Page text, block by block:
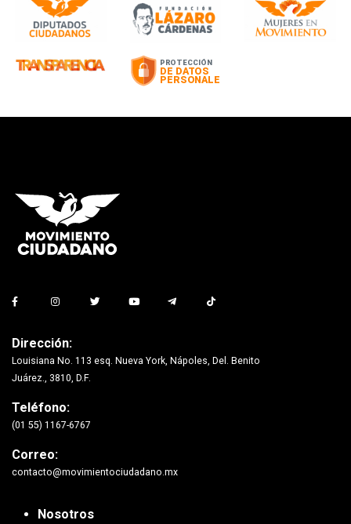
Dirección:
Louisiana No. 113 esq. Nueva York, Nápoles, Del. Benito
Juárez., 3810, D.F.
Teléfono:
(01 55) 1167-6767
Correo:
contacto@movimientociudadano.mx
Nosotros